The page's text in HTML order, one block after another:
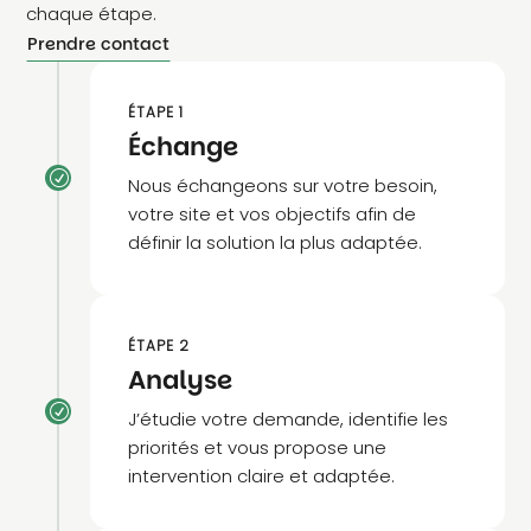
chaque étape.
Prendre contact
R
ÉTAPE 1
Échange
Nous échangeons sur votre besoin,
votre site et vos objectifs afin de
définir la solution la plus adaptée.
R
ÉTAPE 2
Analyse
J’étudie votre demande, identifie les
priorités et vous propose une
intervention claire et adaptée.